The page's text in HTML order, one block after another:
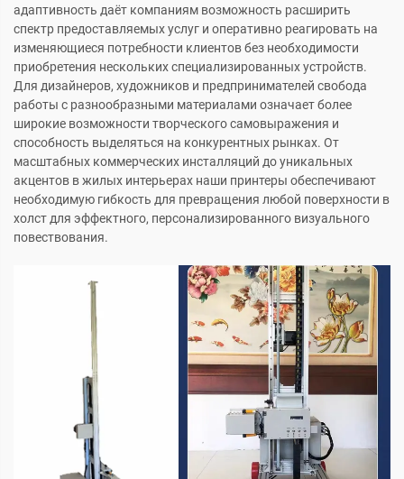
адаптивность даёт компаниям возможность расширить
спектр предоставляемых услуг и оперативно реагировать на
изменяющиеся потребности клиентов без необходимости
приобретения нескольких специализированных устройств.
Для дизайнеров, художников и предпринимателей свобода
работы с разнообразными материалами означает более
широкие возможности творческого самовыражения и
способность выделяться на конкурентных рынках. От
масштабных коммерческих инсталляций до уникальных
акцентов в жилых интерьерах наши принтеры обеспечивают
необходимую гибкость для превращения любой поверхности в
холст для эффектного, персонализированного визуального
повествования.